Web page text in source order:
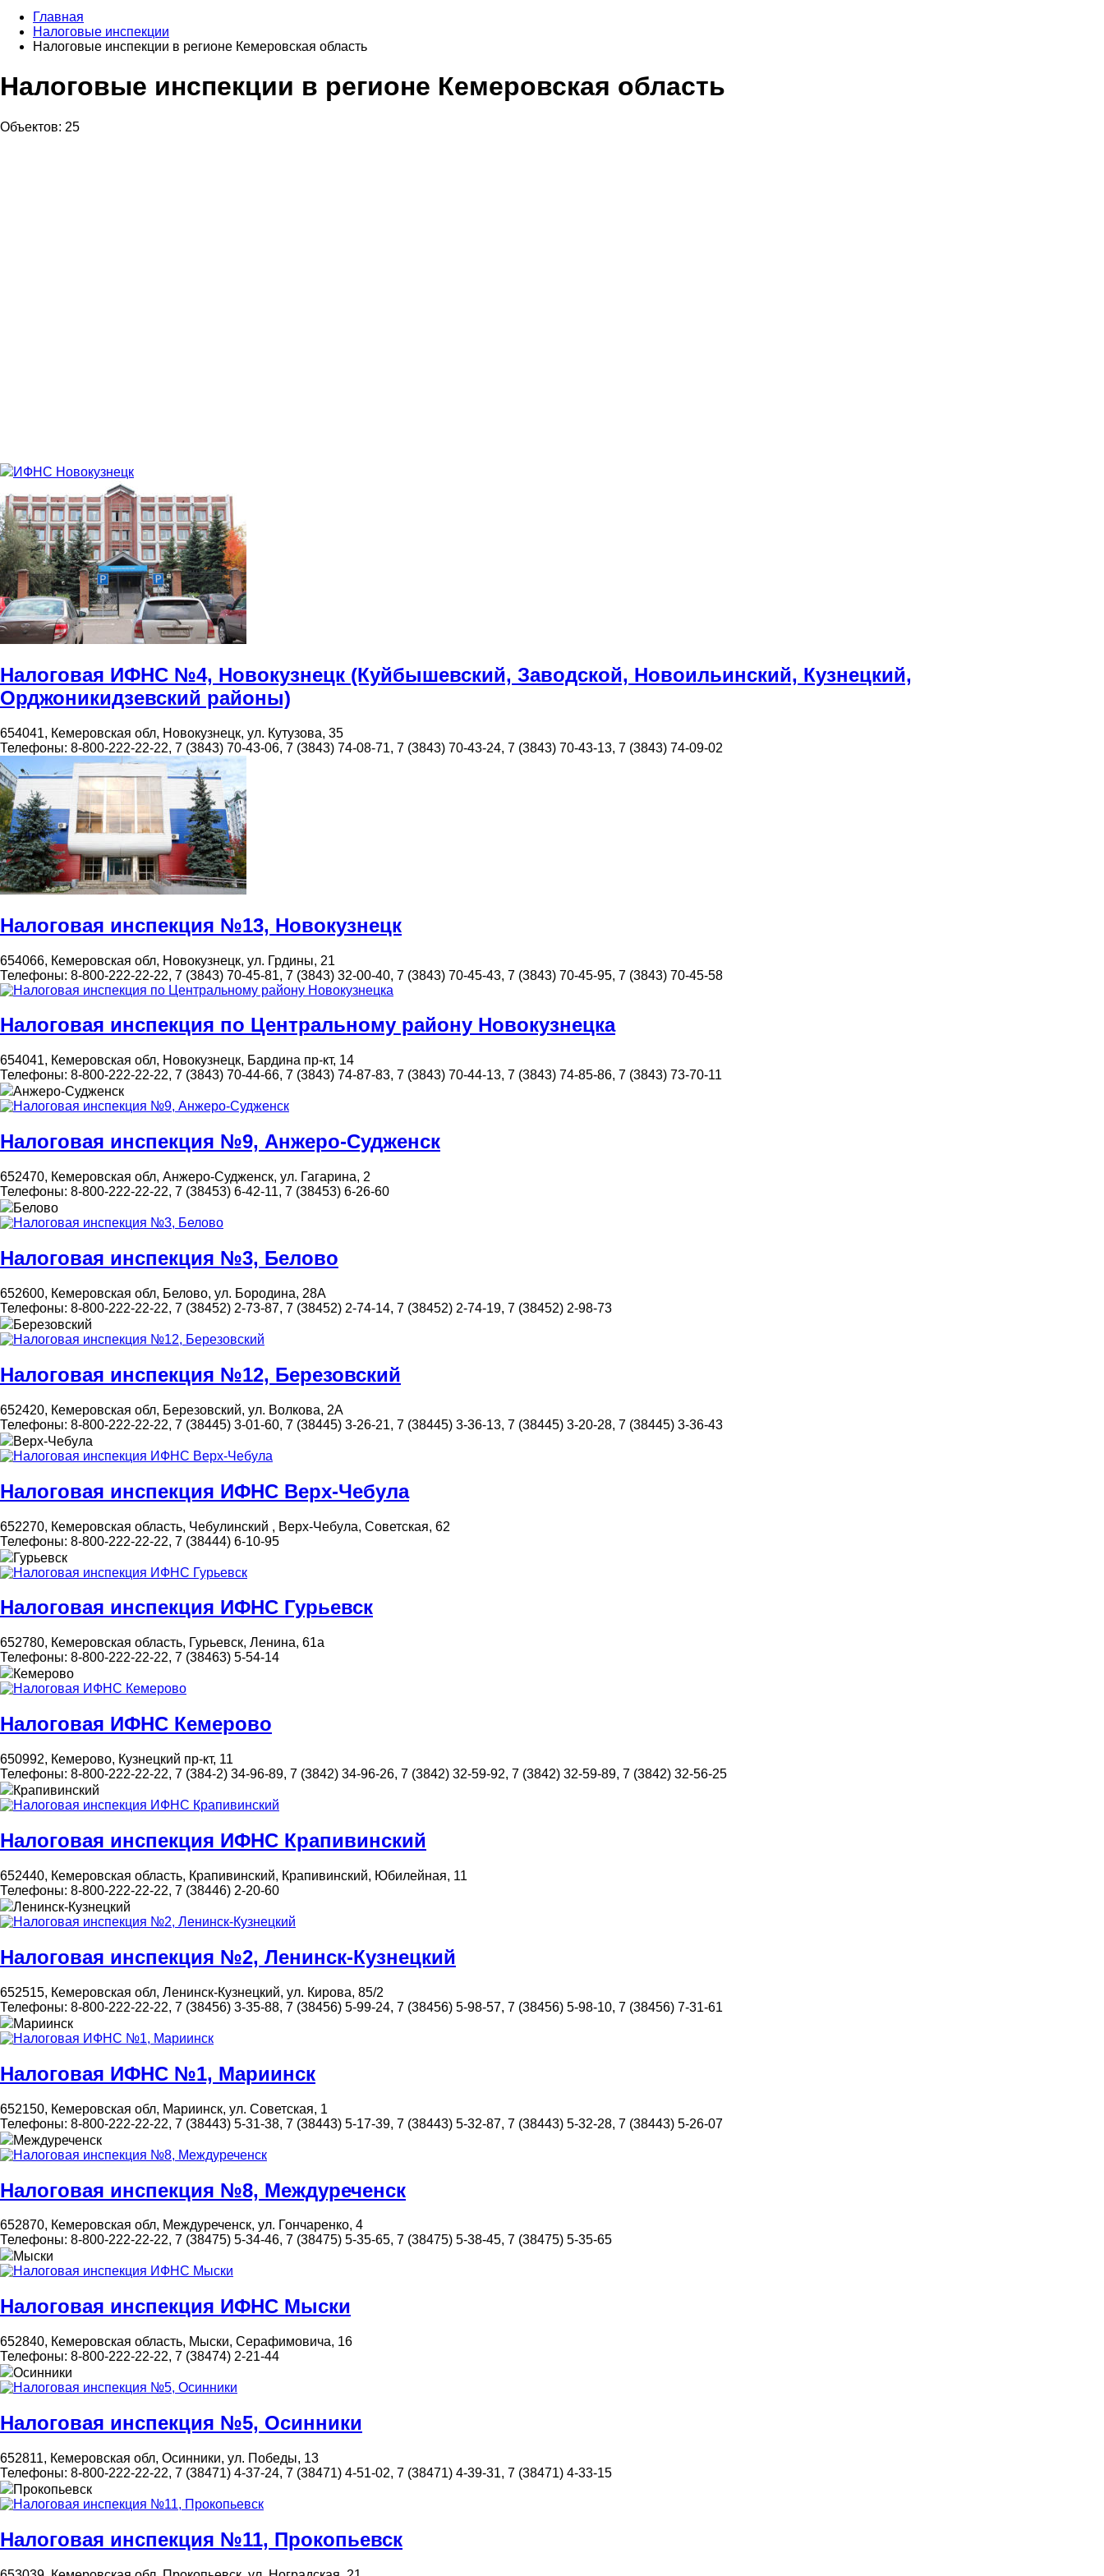
Главная
Налоговые инспекции
Налоговые инспекции в регионе Кемеровская область
Налоговые инспекции в регионе Кемеровская область
Объектов: 25
ИФНС Новокузнецк
Налоговая ИФНС №4, Новокузнецк (Куйбышевский, Заводской, Новоильинский, Кузнецкий,
Орджоникидзевский районы)
654041, Кемеровская обл, Новокузнецк, ул. Кутузова, 35
Телефоны: 8-800-222-22-22, 7 (3843) 70-43-06, 7 (3843) 74-08-71, 7 (3843) 70-43-24, 7 (3843) 70-43-13, 7 (3843) 74-09-02
Налоговая инспекция №13, Новокузнецк
654066, Кемеровская обл, Новокузнецк, ул. Грдины, 21
Телефоны: 8-800-222-22-22, 7 (3843) 70-45-81, 7 (3843) 32-00-40, 7 (3843) 70-45-43, 7 (3843) 70-45-95, 7 (3843) 70-45-58
Налоговая инспекция по Центральному району Новокузнецка
654041, Кемеровская обл, Новокузнецк, Бардина пр-кт, 14
Телефоны: 8-800-222-22-22, 7 (3843) 70-44-66, 7 (3843) 74-87-83, 7 (3843) 70-44-13, 7 (3843) 74-85-86, 7 (3843) 73-70-11
Анжеро-Судженск
Налоговая инспекция №9, Анжеро-Судженск
652470, Кемеровская обл, Анжеро-Судженск, ул. Гагарина, 2
Телефоны: 8-800-222-22-22, 7 (38453) 6-42-11, 7 (38453) 6-26-60
Белово
Налоговая инспекция №3, Белово
652600, Кемеровская обл, Белово, ул. Бородина, 28А
Телефоны: 8-800-222-22-22, 7 (38452) 2-73-87, 7 (38452) 2-74-14, 7 (38452) 2-74-19, 7 (38452) 2-98-73
Березовский
Налоговая инспекция №12, Березовский
652420, Кемеровская обл, Березовский, ул. Волкова, 2А
Телефоны: 8-800-222-22-22, 7 (38445) 3-01-60, 7 (38445) 3-26-21, 7 (38445) 3-36-13, 7 (38445) 3-20-28, 7 (38445) 3-36-43
Верх-Чебула
Налоговая инспекция ИФНС Верх-Чебула
652270, Кемеровская область, Чебулинский , Верх-Чебула, Советская, 62
Телефоны: 8-800-222-22-22, 7 (38444) 6-10-95
Гурьевск
Налоговая инспекция ИФНС Гурьевск
652780, Кемеровская область, Гурьевск, Ленина, 61а
Телефоны: 8-800-222-22-22, 7 (38463) 5-54-14
Кемерово
Налоговая ИФНС Кемерово
650992, Кемерово, Кузнецкий пр-кт, 11
Телефоны: 8-800-222-22-22, 7 (384-2) 34-96-89, 7 (3842) 34-96-26, 7 (3842) 32-59-92, 7 (3842) 32-59-89, 7 (3842) 32-56-25
Крапивинский
Налоговая инспекция ИФНС Крапивинский
652440, Кемеровская область, Крапивинский, Крапивинский, Юбилейная, 11
Телефоны: 8-800-222-22-22, 7 (38446) 2-20-60
Ленинск-Кузнецкий
Налоговая инспекция №2, Ленинск-Кузнецкий
652515, Кемеровская обл, Ленинск-Кузнецкий, ул. Кирова, 85/2
Телефоны: 8-800-222-22-22, 7 (38456) 3-35-88, 7 (38456) 5-99-24, 7 (38456) 5-98-57, 7 (38456) 5-98-10, 7 (38456) 7-31-61
Мариинск
Налоговая ИФНС №1, Мариинск
652150, Кемеровская обл, Мариинск, ул. Советская, 1
Телефоны: 8-800-222-22-22, 7 (38443) 5-31-38, 7 (38443) 5-17-39, 7 (38443) 5-32-87, 7 (38443) 5-32-28, 7 (38443) 5-26-07
Междуреченск
Налоговая инспекция №8, Междуреченск
652870, Кемеровская обл, Междуреченск, ул. Гончаренко, 4
Телефоны: 8-800-222-22-22, 7 (38475) 5-34-46, 7 (38475) 5-35-65, 7 (38475) 5-38-45, 7 (38475) 5-35-65
Мыски
Налоговая инспекция ИФНС Мыски
652840, Кемеровская область, Мыски, Серафимовича, 16
Телефоны: 8-800-222-22-22, 7 (38474) 2-21-44
Осинники
Налоговая инспекция №5, Осинники
652811, Кемеровская обл, Осинники, ул. Победы, 13
Телефоны: 8-800-222-22-22, 7 (38471) 4-37-24, 7 (38471) 4-51-02, 7 (38471) 4-39-31, 7 (38471) 4-33-15
Прокопьевск
Налоговая инспекция №11, Прокопьевск